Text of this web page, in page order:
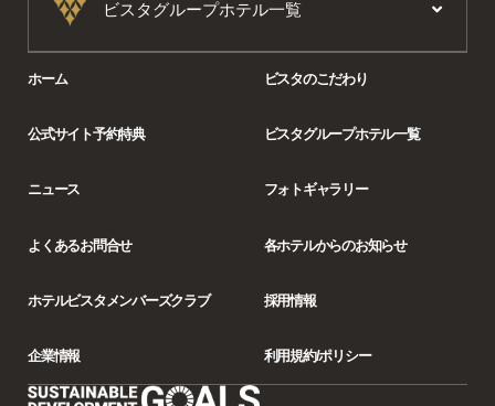
ビスタグループホテル一覧
ホーム ビスタのこだわり
公式サイト予約特典 ビスタグループホテル一覧
ニュース フォトギャラリー
よくあるお問合せ 各ホテルからのお知らせ
ホテルビスタメンバーズクラブ 採用情報
企業情報 利用規約/ポリシー